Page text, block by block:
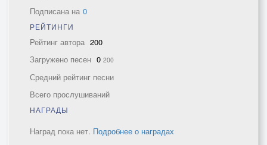
Подписана на 0
РЕЙТИНГИ
Рейтинг автора 200
Загружено песен 0 200
Средний рейтинг песни
Всего прослушиваний
НАГРАДЫ
Наград пока нет. Подробнее о наградах